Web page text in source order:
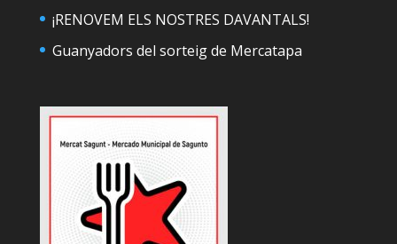
¡RENOVEM ELS NOSTRES DAVANTALS!
Guanyadors del sorteig de Mercatapa